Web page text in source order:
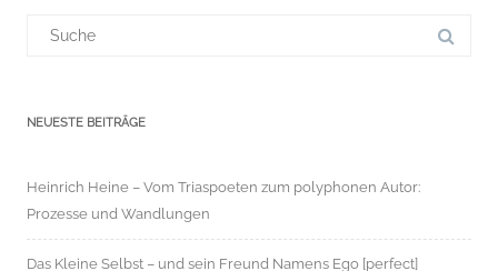
NEUESTE BEITRÄGE
Heinrich Heine – Vom Triaspoeten zum polyphonen Autor:
Prozesse und Wandlungen
Das Kleine Selbst – und sein Freund Namens Ego [perfect]